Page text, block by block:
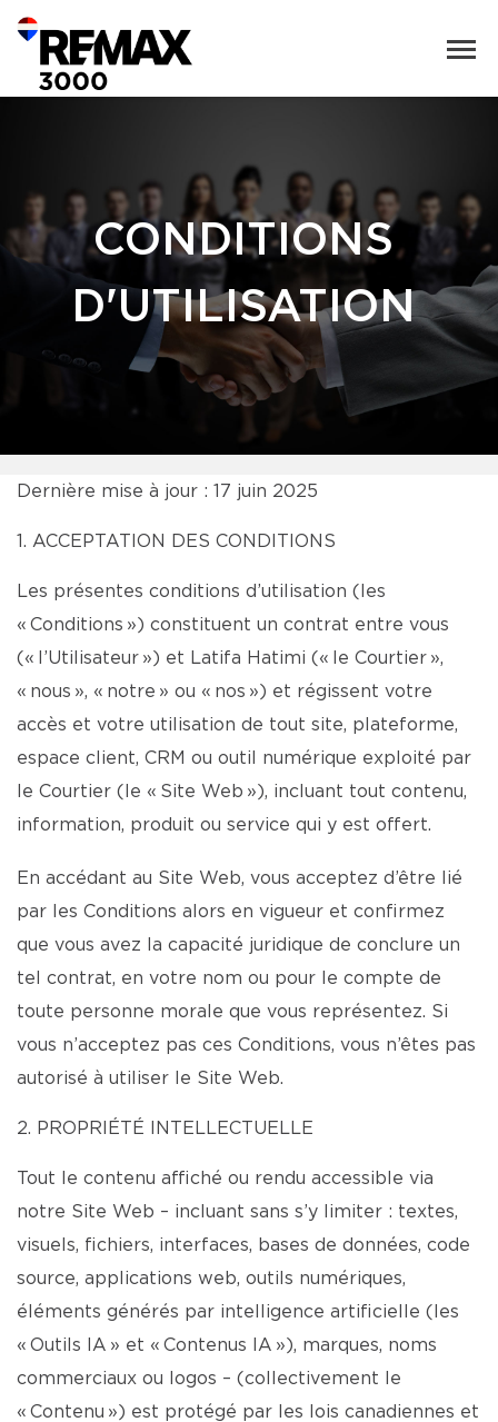
CONDITIONS
D'UTILISATION
Dernière mise à jour : 17 juin 2025
1. ACCEPTATION DES CONDITIONS
Les présentes conditions d’utilisation (les
« Conditions ») constituent un contrat entre vous
(« l’Utilisateur ») et Latifa Hatimi (« le Courtier »,
« nous », « notre » ou « nos ») et régissent votre
accès et votre utilisation de tout site, plateforme,
espace client, CRM ou outil numérique exploité par
le Courtier (le « Site Web »), incluant tout contenu,
information, produit ou service qui y est offert.
En accédant au Site Web, vous acceptez d’être lié
par les Conditions alors en vigueur et confirmez
que vous avez la capacité juridique de conclure un
tel contrat, en votre nom ou pour le compte de
toute personne morale que vous représentez. Si
vous n’acceptez pas ces Conditions, vous n’êtes pas
autorisé à utiliser le Site Web.
2. PROPRIÉTÉ INTELLECTUELLE
Tout le contenu affiché ou rendu accessible via
notre Site Web – incluant sans s’y limiter : textes,
visuels, fichiers, interfaces, bases de données, code
source, applications web, outils numériques,
éléments générés par intelligence artificielle (les
« Outils IA » et « Contenus IA »), marques, noms
commerciaux ou logos – (collectivement le
« Contenu ») est protégé par les lois canadiennes et